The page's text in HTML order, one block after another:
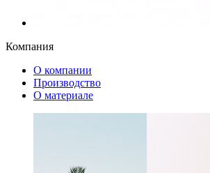
Компания
О компании
Производство
О материале